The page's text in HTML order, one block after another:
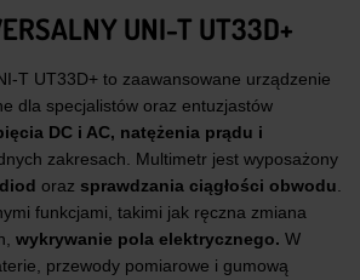
UNI-T UT33D+
T UT33D+ to zaawansowane urządzenie
dla specjalistów oraz entuzjastów
DC i AC, natężenia prądu i
zakresach. Multimetr jest wyposażony
oraz sprawdzania ciągłości obwodu
funkcjami, takimi jak ręczna zmiana
wykrywanie pola elektrycznego. W
przewody pomiarowe i gumową